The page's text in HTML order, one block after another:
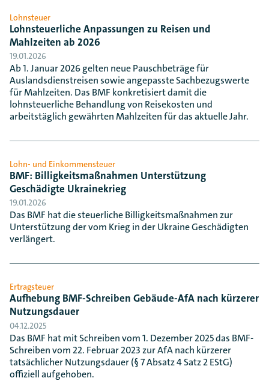
Lohnsteuer
Lohnsteuerliche Anpassungen zu Reisen und
Mahlzeiten ab 2026
19.01.2026
Ab 1. Januar 2026 gelten neue Pauschbeträge für
Auslandsdienstreisen sowie angepasste Sachbezugswerte
für Mahlzeiten. Das BMF konkretisiert damit die
lohnsteuerliche Behandlung von Reisekosten und
arbeitstäglich gewährten Mahlzeiten für das aktuelle Jahr.
Lohn- und Einkommensteuer
BMF: Billigkeitsmaßnahmen Unterstützung
Geschädigte Ukrainekrieg
19.01.2026
Das BMF hat die steuerliche Billigkeitsmaßnahmen zur
Unterstützung der vom Krieg in der Ukraine Geschädigten
verlängert.
Ertragsteuer
Aufhebung BMF-Schreiben Gebäude-AfA nach kürzerer
Nutzungsdauer
04.12.2025
Das BMF hat mit Schreiben vom 1. Dezember 2025 das BMF-
Schreiben vom 22. Februar 2023 zur AfA nach kürzerer
tatsächlicher Nutzungsdauer (§ 7 Absatz 4 Satz 2 EStG)
offiziell aufgehoben.